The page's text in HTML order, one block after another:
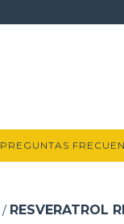
PREGUNTAS
/ RESVERATROL